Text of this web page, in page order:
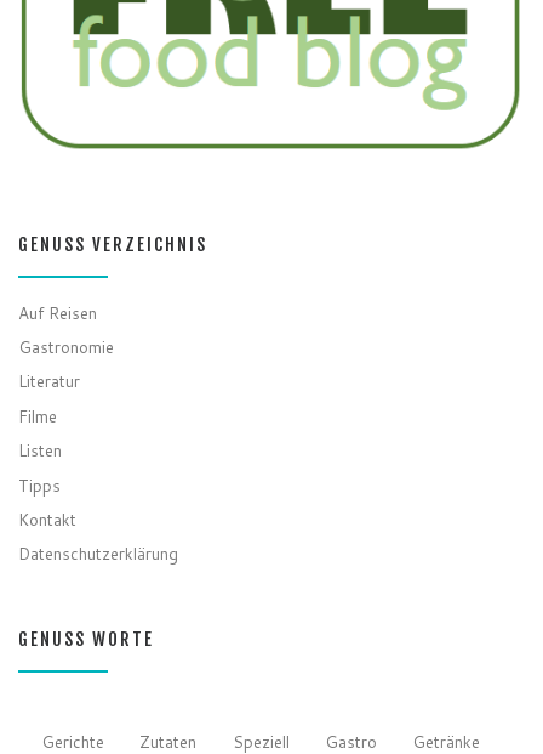
GENUSS VERZEICHNIS
Auf Reisen
Gastronomie
Literatur
Filme
Listen
Tipps
Kontakt
Datenschutzerklärung
GENUSS WORTE
Gerichte Zutaten Speziell Gastro Getränke